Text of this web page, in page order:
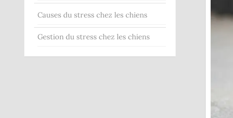
Causes du stress chez les chiens
Gestion du stress chez les chiens